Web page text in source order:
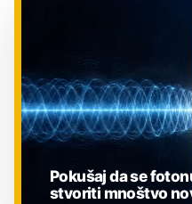
Pokušaj da se
stvoriti mnoštvo